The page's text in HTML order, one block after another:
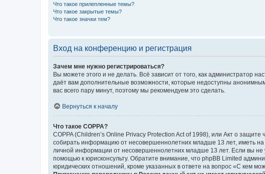
Что такое прилепленные темы?
Что такое закрытые темы?
Что такое значки тем?
Вход на конференцию и регистрация
Зачем мне нужно регистрироваться?
Вы можете этого и не делать. Всё зависит от того, как администратор
даёт вам дополнительные возможности, которые недоступны
вас всего пару минут, поэтому мы рекомендуем это сделать.
Вернуться к началу
Что такое COPPA?
COPPA (Children’s Online Privacy Protection Act of 1998), или Акт о
собирать информацию от несовершеннолетних младше 13 лет, иметь
личной информации от несовершеннолетних младше 13 лет. Если вы не
помощью к юрисконсульту. Обратите внимание, что phpBB Limited
юридических отношений, кроме указанных в ответе на вопрос «С кем